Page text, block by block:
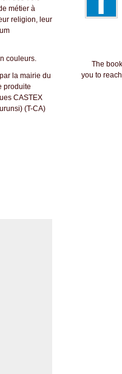
métier à
religion, leur
couleurs.
la mairie du
produite
CASTEX
(T-CA)
The book
you to